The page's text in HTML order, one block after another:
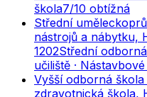
škola7/10 obtížná
Střední
nástrojů a nábytku,
1202Střední
učiliště ·
Vyšší odborná
zdravotnická škola,